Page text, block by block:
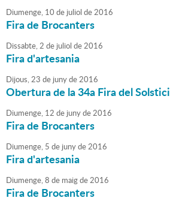
Diumenge, 10 de juliol de2016
Fira de Brocanters
Dissabte,2 de juliol de2016
Fira d'artesania
Dijous,23 de junyde2016
Obertura de la 34a Fira del Solstici
Diumenge, 12 de junyde2016
Fira de Brocanters
Diumenge, 5 de junyde2016
Fira d'artesania
Diumenge,8 de maigde2016
Fira de Brocanters